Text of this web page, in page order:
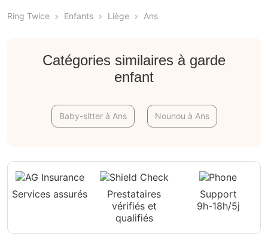
Ring Twice Enfants Liège Ans
Catégories similaires à garde
enfant
Baby-sitter à Ans Nounou à Ans
Services assurés
Prestataires
vérifiés et
qualifiés
Support
9h-18h/5j